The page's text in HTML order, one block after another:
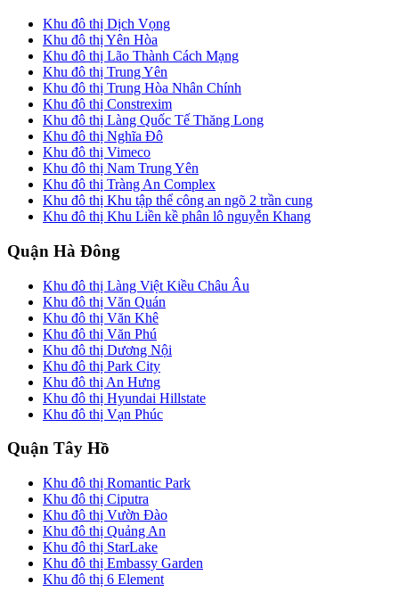
Khu đô thị Dịch Vọng
Khu đô thị Yên Hòa
Khu đô thị Lão Thành Cách Mạng
Khu đô thị Trung Yên
Khu đô thị Trung Hòa Nhân Chính
Khu đô thị Constrexim
Khu đô thị Làng Quốc Tế Thăng Long
Khu đô thị Nghĩa Đô
Khu đô thị Vimeco
Khu đô thị Nam Trung Yên
Khu đô thị Tràng An Complex
Khu đô thị Khu tập thể công an ngõ 2 trần cung
Khu đô thị Khu Liền kề phân lô nguyễn Khang
Quận Hà Đông
Khu đô thị Làng Việt Kiều Châu Âu
Khu đô thị Văn Quán
Khu đô thị Văn Khê
Khu đô thị Văn Phú
Khu đô thị Dương Nội
Khu đô thị Park City
Khu đô thị An Hưng
Khu đô thị Hyundai Hillstate
Khu đô thị Vạn Phúc
Quận Tây Hồ
Khu đô thị Romantic Park
Khu đô thị Ciputra
Khu đô thị Vườn Đào
Khu đô thị Quảng An
Khu đô thị StarLake
Khu đô thị Embassy Garden
Khu đô thị 6 Element